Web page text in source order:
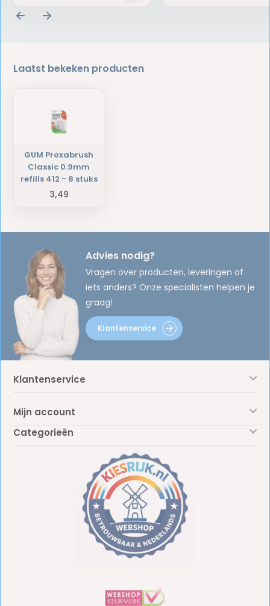
Laatst bekeken producten
GUM Proxabrush
Classic 0.9mm
refills 412 - 8 stuks
3,49
Advies nodig?
Vragen over producten, leveringen of
iets anders? Onze specialisten helpen je
graag!
Klantenservice
Klantenservice
Mijn account
Categorieën